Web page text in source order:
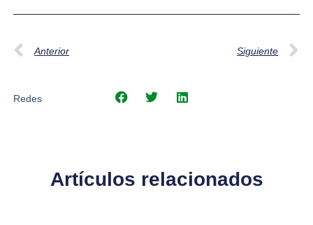
Anterior Siguiente
Redes
Artículos relacionados